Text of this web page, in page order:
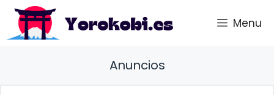
Saltar
contenido
Menu
Anuncios